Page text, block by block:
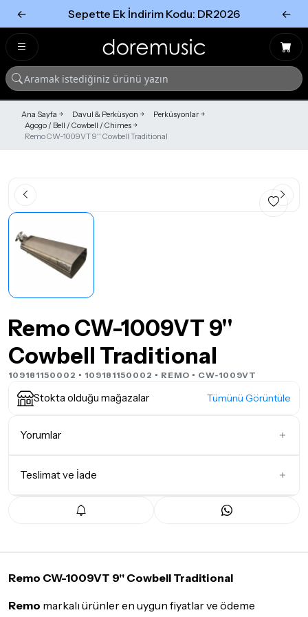
← Sepette Ek İndirim Kodu: DR2026 ←
Ana Sayfa Davul & Perküsyon
Perküsyonlar
Agogo / Bell / Cowbell / Chimes
Remo CW-1009VT 9'' Cowbell Traditional
Remo CW-1009VT 9''
Cowbell Traditional
109181150002 • 109181150002 • REMO • CW-1009VT
Stokta olduğu mağazalar Tümünü Görüntüle
Yorumlar
Teslimat ve İade
Teslimat Koşulları
tatil günlerinde teslimat yapılamamaktadır.
Seçtiğiniz ürünlerin tamamıdoremusic Sevkiyat Ekibi
Remo CW-1009VT 9'' Cowbell Traditional
Remo markalı ürünler en uygun fiyatlar ve ödeme
Tümünü Gör
Tümünü gör